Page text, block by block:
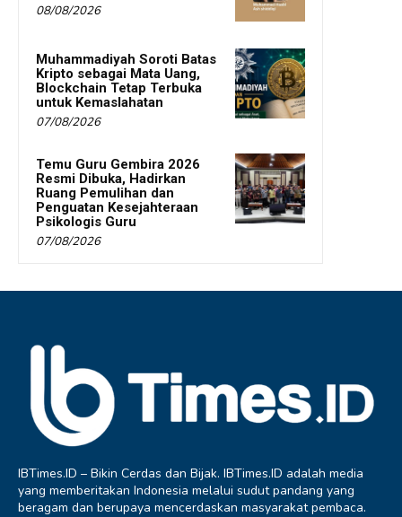
08/08/2026
Muhammadiyah Soroti Batas
Kripto sebagai Mata Uang,
Blockchain Tetap Terbuka
untuk Kemaslahatan
07/08/2026
Temu Guru Gembira 2026
Resmi Dibuka, Hadirkan
Ruang Pemulihan dan
Penguatan Kesejahteraan
Psikologis Guru
07/08/2026
IBTimes.ID – Bikin Cerdas dan Bijak. IBTimes.ID adalah media
yang memberitakan Indonesia melalui sudut pandang yang
beragam dan berupaya mencerdaskan masyarakat pembaca.